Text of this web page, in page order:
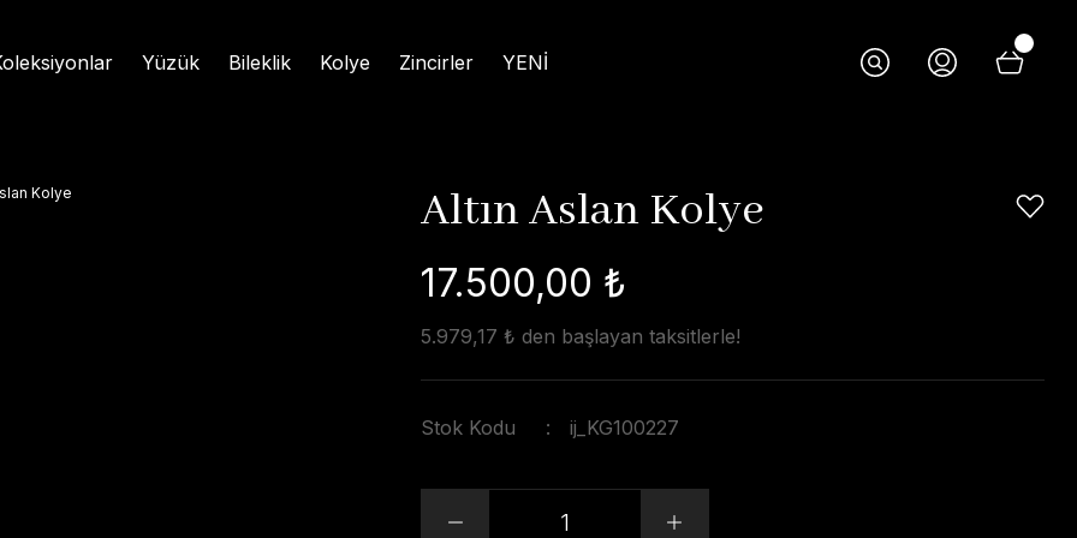
Yüzük Bileklik Kolye Zincirler YENİ
Altın Aslan Kolye
17.500,00 ₺
5.979,17 ₺ den başlayan taksitlerle!
Stok Kodu ij_KG100227